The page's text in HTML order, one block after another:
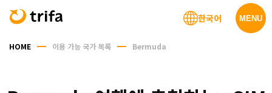
MENU
한국어
HOME 이용 가능 국가 목록 Bermuda